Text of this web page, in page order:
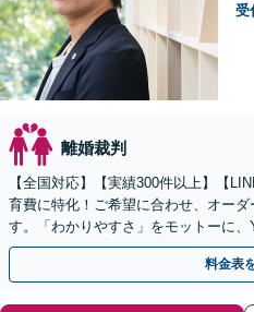
受
離婚裁判
【全国対応】【実績300件以上】【
育費に特化！ご希望に合わせ、オー
す。「わかりやすさ」をモットーに
中【初回相談無料】【土日対応可】
料金表